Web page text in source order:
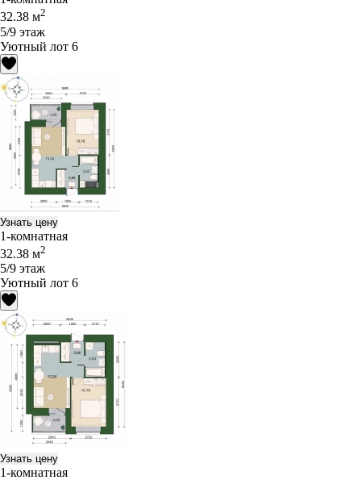
32.38 м2
5/9 этаж
Уютный лот 6
Узнать цену
1-комнатная
32.38 м2
5/9 этаж
Уютный лот 6
Узнать цену
1-комнатная